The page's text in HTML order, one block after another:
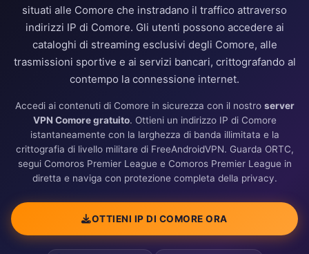
situati alle Comore che instradano il traffico attraverso
indirizzi IP di Comore. Gli utenti possono accedere ai
cataloghi di streaming esclusivi degli Comore, alle
trasmissioni sportive e ai servizi bancari, crittografando al
contempo la connessione internet.
Accedi ai contenuti di Comore in sicurezza con il nostro server
VPN Comore gratuito. Ottieni un indirizzo IP di Comore
istantaneamente con la larghezza di banda illimitata e la
crittografia di livello militare di FreeAndroidVPN. Guarda ORTC,
segui Comoros Premier League e Comoros Premier League in
diretta e naviga con protezione completa della privacy.
OTTIENI IP DI COMORE ORA